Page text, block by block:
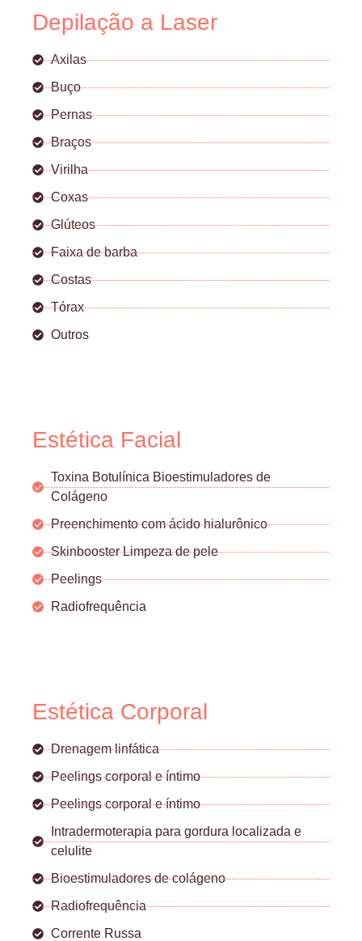
Depilação a Laser
Axilas
Buço
Pernas
Braços
Virilha
Coxas
Glúteos
Faixa de barba
Costas
Tórax
Outros
Estética Facial
Toxina Botulínica Bioestimuladores de
Colágeno
Preenchimento com ácido hialurônico
Skinbooster Limpeza de pele
Peelings
Radiofrequência
Estética Corporal
Drenagem linfática
Peelings corporal e íntimo
Peelings corporal e íntimo
Intradermoterapia para gordura localizada e
celulite
Bioestimuladores de colágeno
Radiofrequência
Corrente Russa